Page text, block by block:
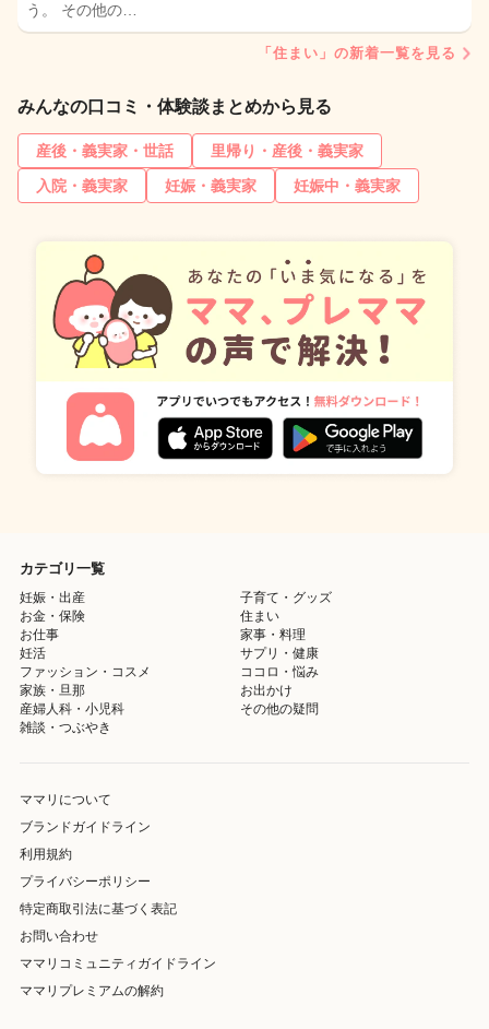
う。 その他の…
「住まい」の新着一覧を見る
みんなの口コミ・体験談まとめから見る
産後・義実家・世話
里帰り・産後・義実家
入院・義実家
妊娠・義実家 妊娠中・義実家
カテゴリ一覧
妊娠・出産
子育て・グッズ
お金・保険
住まい
お仕事
家事・料理
妊活
サプリ・健康
ファッション・コスメ
ココロ・悩み
家族・旦那
お出かけ
産婦人科・小児科
その他の疑問
雑談・つぶやき
ママリについて
ブランドガイドライン
利用規約
プライバシーポリシー
特定商取引法に基づく表記
お問い合わせ
ママリコミュニティガイドライン
ママリプレミアムの解約